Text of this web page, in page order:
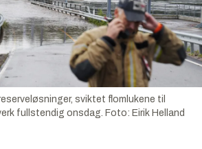
sviktet flomlukene til
fullstendig onsdag. Foto: Eirik Helland